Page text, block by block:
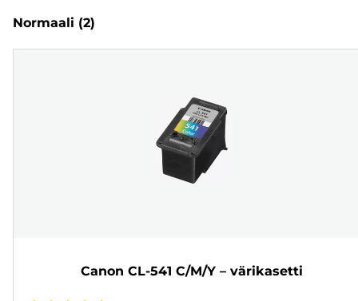
Normaali (2)
Canon CL-541 C/M/Y – värikasetti